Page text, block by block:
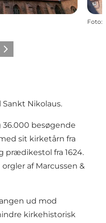
Foto:
billede
Næste billede
Sankt Nikolaus.
36.000 besøgende
sit kirketårn fra
prædikestol fra 1624.
orgler af Marcussen &
ud mod
kirkehistorisk